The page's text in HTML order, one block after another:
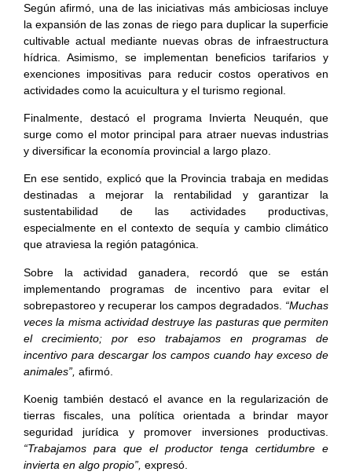
Según afirmó, una de las iniciativas más ambiciosas incluye
la expansión de las zonas de riego para duplicar la superficie
cultivable actual mediante nuevas obras de infraestructura
hídrica. Asimismo, se implementan beneficios tarifarios y
exenciones impositivas para reducir costos operativos en
actividades como la acuicultura y el turismo regional.
Finalmente, destacó el programa Invierta Neuquén, que
surge como el motor principal para atraer nuevas industrias
y diversificar la economía provincial a largo plazo.
En ese sentido, explicó que la Provincia trabaja en medidas
destinadas a mejorar la rentabilidad y garantizar la
sustentabilidad de las actividades productivas,
especialmente en el contexto de sequía y cambio climático
que atraviesa la región patagónica.
Sobre la actividad ganadera, recordó que se están
implementando programas de incentivo para evitar el
sobrepastoreo y recuperar los campos degradados. “Muchas
veces la misma actividad destruye las pasturas que permiten
el crecimiento; por eso trabajamos en programas de
incentivo para descargar los campos cuando hay exceso de
animales”, afirmó.
Koenig también destacó el avance en la regularización de
tierras fiscales, una política orientada a brindar mayor
seguridad jurídica y promover inversiones productivas.
“Trabajamos para que el productor tenga certidumbre e
invierta en algo propio”, expresó.